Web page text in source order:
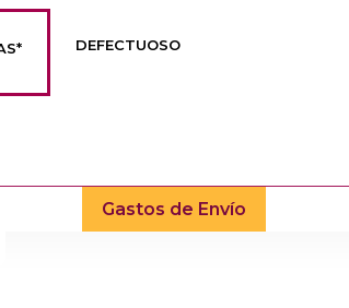
DEFECTUOSO
Gastos de Envío